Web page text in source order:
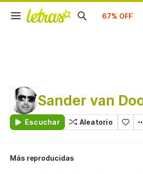
Suscríbete
Sander van
Escuchar Aleatorio
Más reproducidas